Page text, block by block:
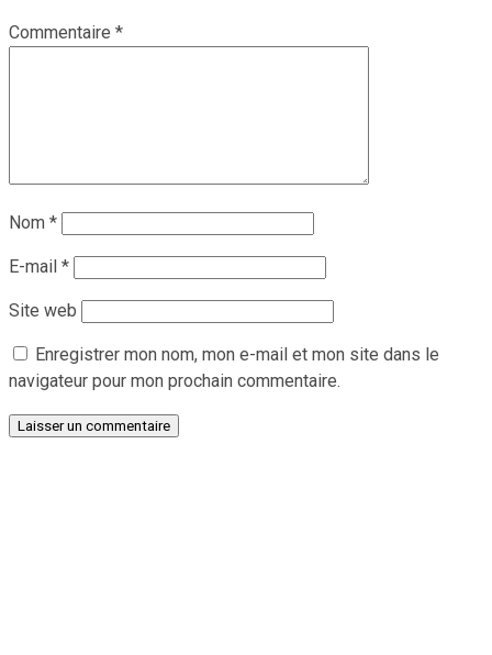
Commentaire *
Nom *
E-mail *
Site web
Enregistrer mon nom, mon e-mail et mon site dans le
navigateur pour mon prochain commentaire.